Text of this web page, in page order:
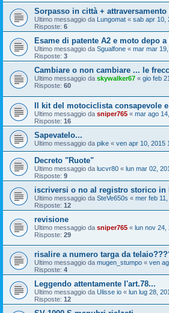
Sorpasso in città +
Ultimo messaggio da Lungomat « sab apr 10,
Risposte: 6
Esame di patente A2 e moto depo
Ultimo messaggio da Sgualfone « mar mar
Risposte: 3
Cambiare o non cambiare ... le
Ultimo messaggio da skywalker67 « gio feb
Risposte: 60
Il kit del motociclista consapevole
Ultimo messaggio da sniper765 « mar ago
Risposte: 16
Sapevatelo...
Ultimo messaggio da pike « ven apr 10, 2015
Decreto "Ruote"
Ultimo messaggio da lucvr80 « lun mar 02,
Risposte: 9
iscriversi o no al registro storico in
Ultimo messaggio da SteVe650s « mer feb
Risposte: 12
revisione
Ultimo messaggio da sniper765 « lun nov 24,
Risposte: 29
risalire a numero targa da
Ultimo messaggio da mugen_stumpo « ven
Risposte: 4
Leggendo attentamente l'art.78...
Ultimo messaggio da Ulisse io « lun lug 28,
Risposte: 12